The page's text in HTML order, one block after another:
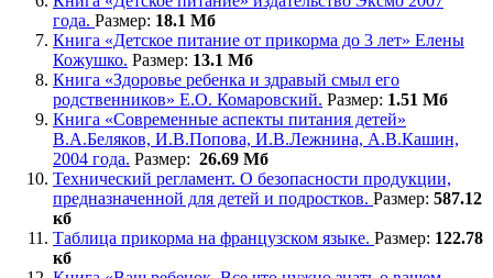
года. Размер: 18.1 Мб
Книга «Детское питание от прикорма до 3 лет» Елены
Кожушко. Размер: 13.1 Мб
Книга «Здоровье ребенка и здравый смыл его
родственников» Е.О. Комаровский. Размер: 1.51 Мб
Книга «Современные аспекты питания детей»
В.А.Беляков, И.В.Попова, И.В.Лежнина, А.В.Кашин,
2004 года. Размер: 26.69 Мб
Технический регламент. О безопасности продукции,
предназначенной для детей и подростков. Размер: 587.12
кб
Таблица прикорма на французском языке. Размер: 122.78
кб